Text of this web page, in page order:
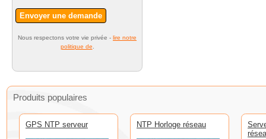
Envoyer une demande
Nous respectons votre vie privée - lire notre
politique de.
Produits populaires
GPS NTP serveur NTP Horloge réseau